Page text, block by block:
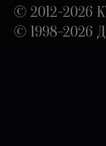
© 2012-2026
© 1998-2026